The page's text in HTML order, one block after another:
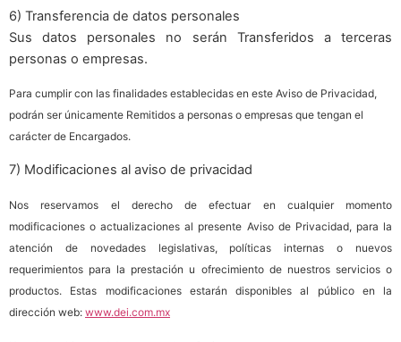
6) Transferencia de datos personales
Sus datos personales no serán Transferidos a terceras
personas o empresas.
Para cumplir con las finalidades establecidas en este Aviso de Privacidad,
podrán ser únicamente Remitidos a personas o empresas que tengan el
carácter de Encargados.
7) Modificaciones al aviso de privacidad
Nos reservamos el derecho de efectuar en cualquier momento
modificaciones o actualizaciones al presente Aviso de Privacidad, para la
atención de novedades legislativas, políticas internas o nuevos
requerimientos para la prestación u ofrecimiento de nuestros servicios o
productos. Estas modificaciones estarán disponibles al público en la
dirección web: www.dei.com.mx